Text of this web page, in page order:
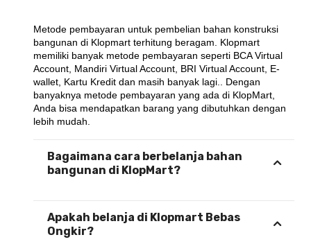
Metode pembayaran untuk pembelian bahan konstruksi
bangunan di Klopmart terhitung beragam. Klopmart
memiliki banyak metode pembayaran seperti BCA Virtual
Account, Mandiri Virtual Account, BRI Virtual Account, E-
wallet, Kartu Kredit dan masih banyak lagi.. Dengan
banyaknya metode pembayaran yang ada di KlopMart,
Anda bisa mendapatkan barang yang dibutuhkan dengan
lebih mudah.
Bagaimana cara berbelanja bahan
bangunan di KlopMart?
Apakah belanja di Klopmart Bebas
Ongkir?